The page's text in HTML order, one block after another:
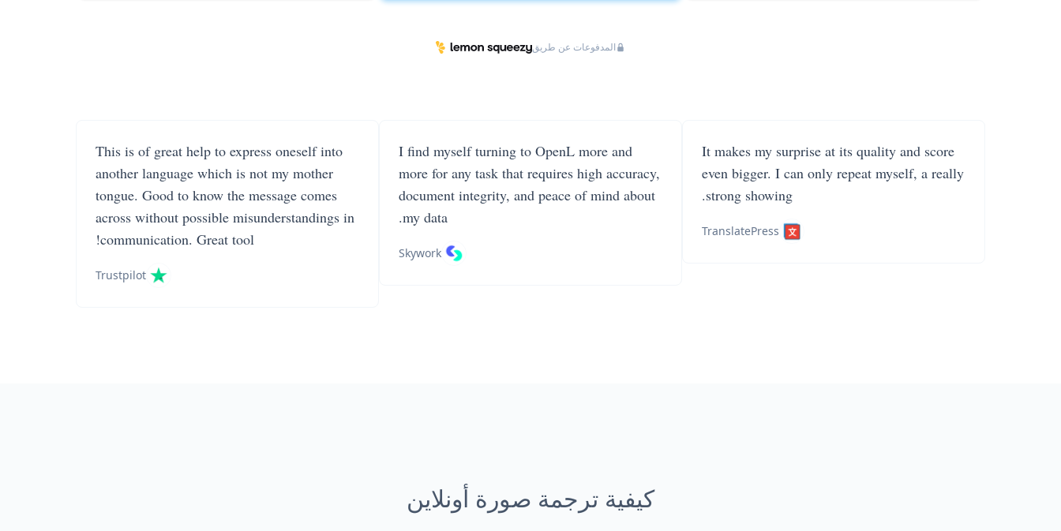
المدفوعات عن طريق
It makes my surprise at its quality and score
even bigger. I can only repeat myself, a really
strong showing.
TranslatePress
I find myself turning to OpenL more and
more for any task that requires high accuracy,
document integrity, and peace of mind about
my data.
Skywork
This is of great help to express oneself into
another language which is not my mother
tongue. Good to know the message comes
across without possible misunderstandings in
communication. Great tool!
Trustpilot
كيفية ترجمة صورة أونلاين